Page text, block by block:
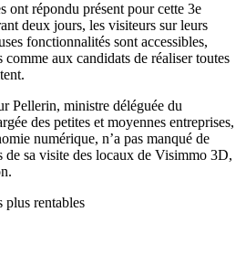
ont répondu présent pour cette 3e
deux jours, les visiteurs sur leurs
fonctionnalités sont accessibles,
aux candidats de réaliser toutes
Pellerin, ministre déléguée du
des petites et moyennes entreprises,
numérique, n’a pas manqué de
de sa visite des locaux de Visimmo 3D,
plus rentables